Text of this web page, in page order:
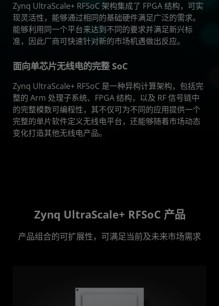
Zynq UltraScale+ RFSoC 架构集成了 FPGA 结构，可实
现灵活性，能够通过相同的基础硬件满足广泛的需求。
能够利用同一个平台来达到不同的要求并满足新兴标
准，因此厂商可快速针对新的市场机遇做出反应。
面向单芯片无线电的完整 SoC
Zynq UltraScale+ RFSoC 是一种异构计算架构，包括完
整的 Arm 处理子系统、FPGA 结构，以及 RF 信号链中
的完整模数可编程性，其不仅可为不同的应用提供一个
完整的单片软件定义无线电平台，还能够随着市场动态
变化打造其他无线电产品。
Zynq UltraScale+ RFSoC 产品
产品组合的可扩展性，可满足当前及未来市场需求